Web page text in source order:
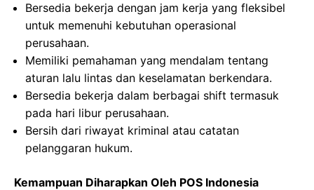
Bersedia bekerja dengan jam kerja yang fleksibel
untuk memenuhi kebutuhan operasional
perusahaan.
Memiliki pemahaman yang mendalam tentang
aturan lalu lintas dan keselamatan berkendara.
Bersedia bekerja dalam berbagai shift termasuk
pada hari libur perusahaan.
Bersih dari riwayat kriminal atau catatan
pelanggaran hukum.
Kemampuan Diharapkan Oleh POS Indonesia